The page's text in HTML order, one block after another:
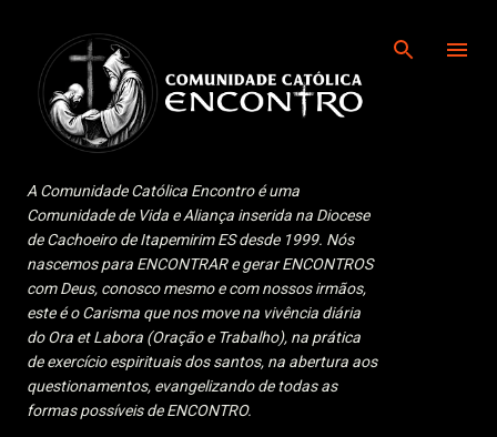
A Comunidade Católica Encontro é uma
Comunidade de Vida e Aliança inserida na Diocese
de Cachoeiro de Itapemirim ES desde 1999. Nós
nascemos para ENCONTRAR e gerar ENCONTROS
com Deus, conosco mesmo e com nossos irmãos,
este é o Carisma que nos move na vivência diária
do Ora et Labora (Oração e Trabalho), na prática
de exercício espirituais dos santos, na abertura aos
questionamentos, evangelizando de todas as
formas possíveis de ENCONTRO.